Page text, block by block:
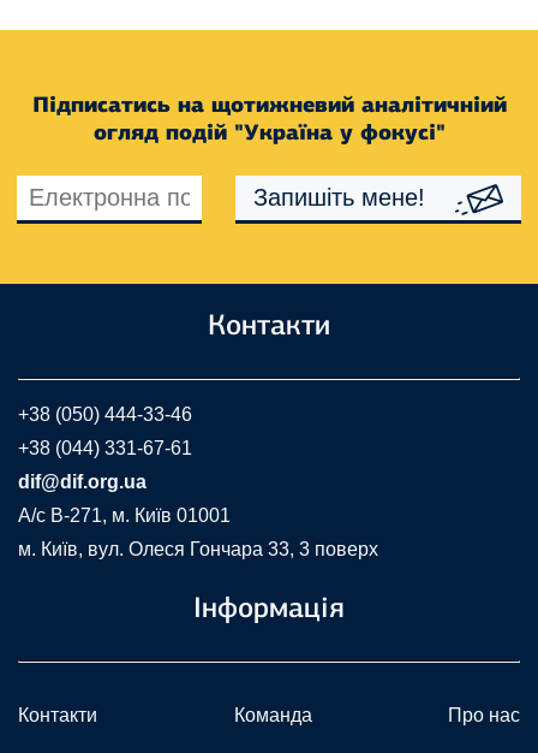
Підписатись на щотижневий аналітичніий
огляд подій "Україна у фокусі"
Запишіть мене!
Контакти
+38 (050) 444-33-46
+38 (044) 331-67-61
dif@dif.org.ua
A/c В-271, м. Київ 01001
м. Київ, вул. Олеся Гончара 33, 3 поверх
Інформація
Контакти Команда Про нас